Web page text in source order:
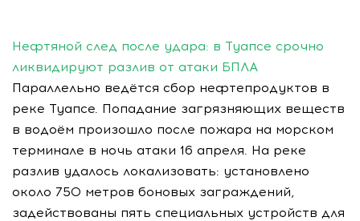
Нефтяной след после удара: в Туапсе срочно
ликвидируют разлив от атаки БПЛА
Параллельно ведётся сбор нефтепродуктов в
реке Туапсе. Попадание загрязняющих веществ
в водоём произошло после пожара на морском
терминале в ночь атаки 16 апреля. На реке
разлив удалось локализовать: установлено
около 750 метров боновых заграждений,
задействованы пять специальных устройств для